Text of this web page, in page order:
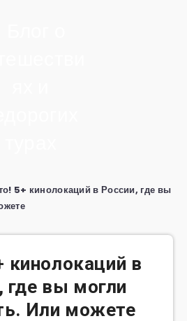
5+ кинолокаций в России, где вы
кинолокаций в
где вы могли
Или можете